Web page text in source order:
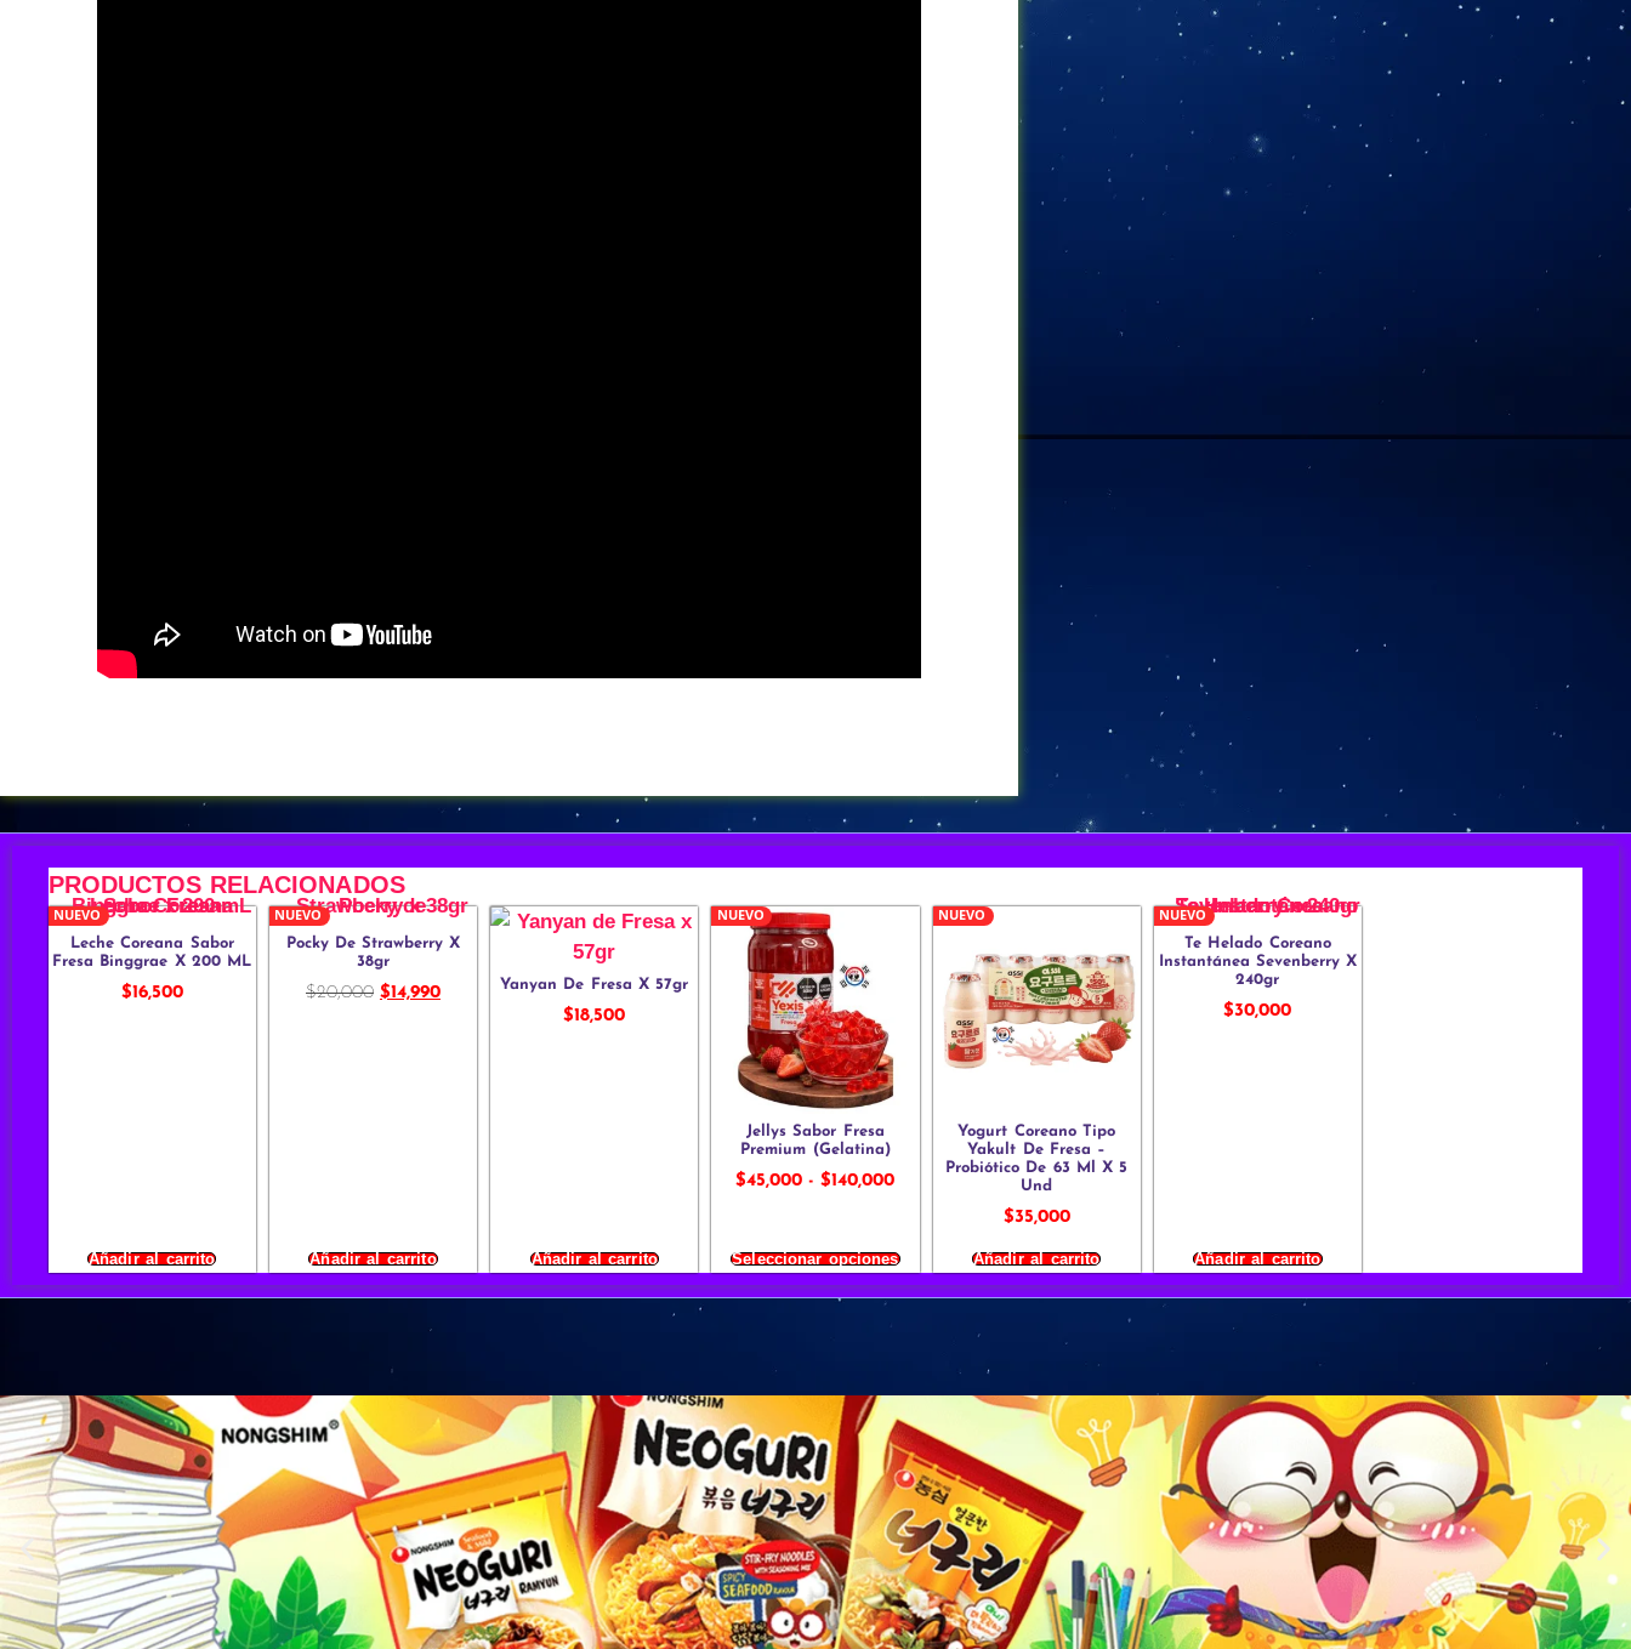
PRODUCTOS RELACIONADOS
NUEVO
Leche Coreana Sabor
Fresa Binggrae X 200 ML
$16,500
Añadir al carrito
NUEVO
Pocky De Strawberry X
38gr
$20,000 $14,990
Añadir al carrito
Yanyan De Fresa X 57gr
$18,500
Añadir al carrito
NUEVO
Jellys Sabor Fresa
Premium (Gelatina)
$45,000 - $140,000
Seleccionar opciones
NUEVO
Yogurt Coreano Tipo
Yakult De Fresa –
Probiótico De 63 Ml X 5
Und
$35,000
Añadir al carrito
NUEVO
Te Helado Coreano
Instantánea Sevenberry X
240gr
$30,000
Añadir al carrito